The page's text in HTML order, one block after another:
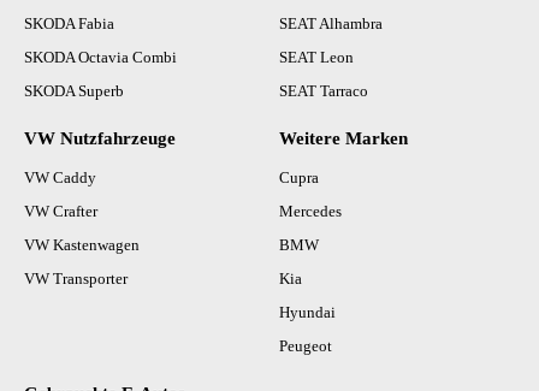
SKODA Fabia
SKODA Octavia Combi
SKODA Superb
SEAT Alhambra
SEAT Leon
SEAT Tarraco
VW Nutzfahrzeuge
VW Caddy
VW Crafter
VW Kastenwagen
VW Transporter
Weitere Marken
Cupra
Mercedes
BMW
Kia
Hyundai
Peugeot